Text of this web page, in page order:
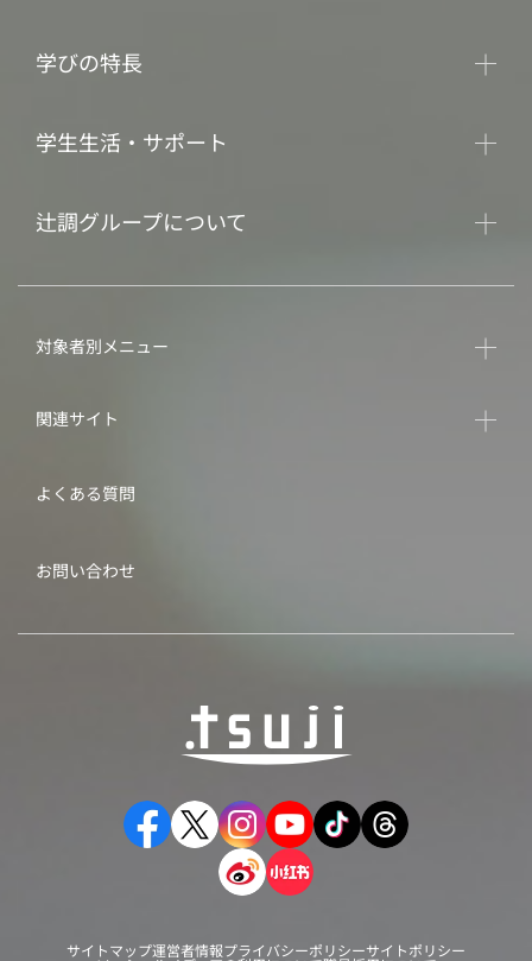
学びの特長
学生生活・サポート
辻調グループについて
対象者別メニュー
関連サイト
よくある質問
お問い合わせ
サイトマップ運営者情報プライバシーポリシーサイトポリシー